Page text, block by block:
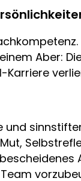
Aber: